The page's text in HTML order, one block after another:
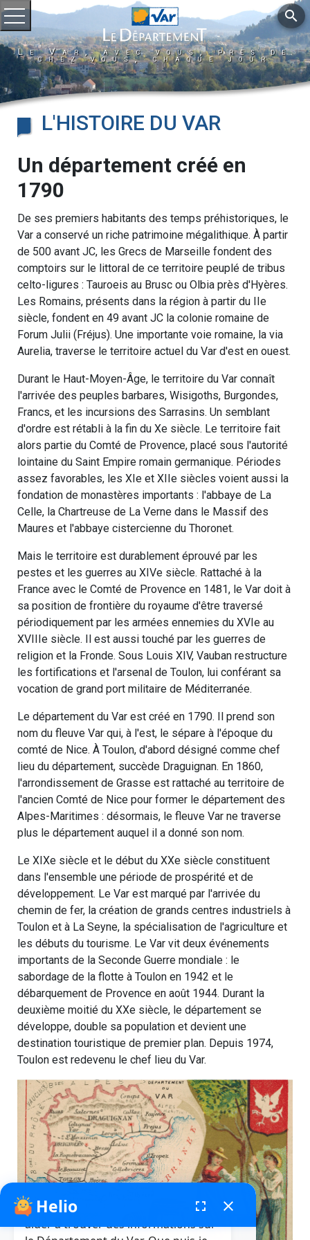
Ouvrir le menu
Le Var, avec vous, près de
chez vous, chaque jour
search
L'HISTOIRE DU VAR
Un département créé en
1790
De ses premiers habitants des temps préhistoriques, le
Var a conservé un riche patrimoine mégalithique. À partir
de 500 avant JC, les Grecs de Marseille fondent des
comptoirs sur le littoral de ce territoire peuplé de tribus
celto-ligures : Tauroeis au Brusc ou Olbia près d'Hyères.
Les Romains, présents dans la région à partir du IIe
siècle, fondent en 49 avant JC la colonie romaine de
Forum Julii (Fréjus). Une importante voie romaine, la via
Aurelia, traverse le territoire actuel du Var d'est en ouest.
Durant le Haut-Moyen-Âge, le territoire du Var connaît
l'arrivée des peuples barbares, Wisigoths, Burgondes,
Francs, et les incursions des Sarrasins. Un semblant
d'ordre est rétabli à la fin du Xe siècle. Le territoire fait
alors partie du Comté de Provence, placé sous l'autorité
lointaine du Saint Empire romain germanique. Périodes
assez favorables, les XIe et XIIe siècles voient aussi la
fondation de monastères importants : l'abbaye de La
Celle, la Chartreuse de La Verne dans le Massif des
Maures et l'abbaye cistercienne du Thoronet.
Mais le territoire est durablement éprouvé par les
pestes et les guerres au XIVe siècle. Rattaché à la
France avec le Comté de Provence en 1481, le Var doit à
sa position de frontière du royaume d'être traversé
périodiquement par les armées ennemies du XVIe au
XVIIIe siècle. Il est aussi touché par les guerres de
religion et la Fronde. Sous Louis XIV, Vauban restructure
les fortifications et l'arsenal de Toulon, lui conférant sa
vocation de grand port militaire de Méditerranée.
Le département du Var est créé en 1790. Il prend son
nom du fleuve Var qui, à l'est, le sépare à l'époque du
comté de Nice. À Toulon, d'abord désigné comme chef
lieu du département, succède Draguignan. En 1860,
l'arrondissement de Grasse est rattaché au territoire de
l'ancien Comté de Nice pour former le département des
Alpes-Maritimes : désormais, le fleuve Var ne traverse
plus le département auquel il a donné son nom.
Le XIXe siècle et le début du XXe siècle constituent
dans l'ensemble une période de prospérité et de
développement. Le Var est marqué par l'arrivée du
chemin de fer, la création de grands centres industriels à
Toulon et à La Seyne, la spécialisation de l'agriculture et
les débuts du tourisme. Le Var vit deux événements
importants de la Seconde Guerre mondiale : le
sabordage de la flotte à Toulon en 1942 et le
débarquement de Provence en août 1944. Durant la
deuxième moitié du XXe siècle, le département se
développe, double sa population et devient une
destination touristique de premier plan. Depuis 1974,
Toulon est redevenu le chef lieu du Var.
Helio fenêtre de chatbot
fullscreen close
Bonjour, je suis Helio. Je peux vous
aider à trouver des informations sur